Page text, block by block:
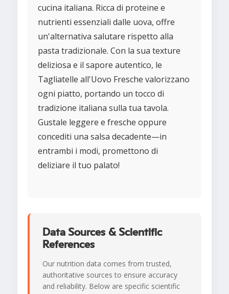
cucina italiana. Ricca di proteine e
nutrienti essenziali dalle uova, offre
un'alternativa salutare rispetto alla
pasta tradizionale. Con la sua texture
deliziosa e il sapore autentico, le
Tagliatelle all'Uovo Fresche valorizzano
ogni piatto, portando un tocco di
tradizione italiana sulla tua tavola.
Gustale leggere e fresche oppure
concediti una salsa decadente—in
entrambi i modi, promettono di
deliziare il tuo palato!
Data Sources & Scientific
References
Our nutrition data comes from trusted,
authoritative sources to ensure accuracy
and reliability. Below are specific scientific